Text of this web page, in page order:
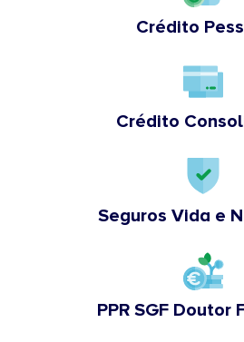
Crédito
Crédito
Seguros Vida e
PPR SGF Doutor